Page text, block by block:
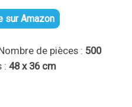
sur Amazon
de pièces : 500
: 48 x 36 cm